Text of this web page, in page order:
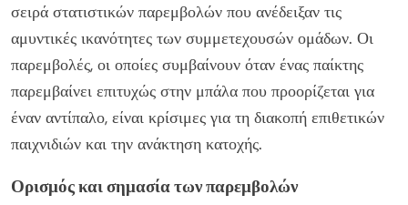
σειρά στατιστικών παρεμβολών που ανέδειξαν τις
αμυντικές ικανότητες των συμμετεχουσών ομάδων. Οι
παρεμβολές, οι οποίες συμβαίνουν όταν ένας παίκτης
παρεμβαίνει επιτυχώς στην μπάλα που προορίζεται για
έναν αντίπαλο, είναι κρίσιμες για τη διακοπή επιθετικών
παιχνιδιών και την ανάκτηση κατοχής.
Ορισμός και σημασία των παρεμβολών